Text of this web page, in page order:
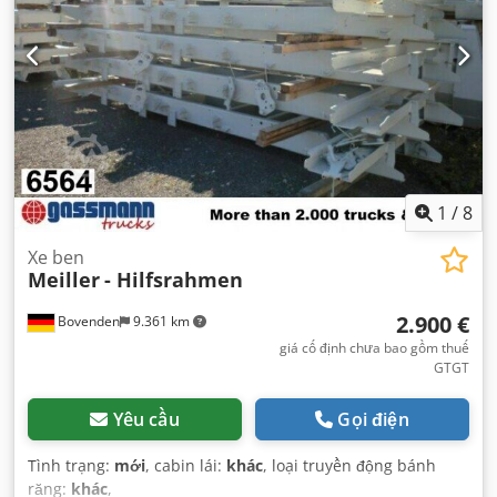
1 /8
Bovenden 9.361 km
Xe ben
Meiller- Hilfsrahmen
2.900 €
giá cố định chưa bao gồm thuế
GTGT
Yêu cầu Gọi điện
Tình trạng: mới, cabin lái: khác, loại truyền động bánh
răng: khác,